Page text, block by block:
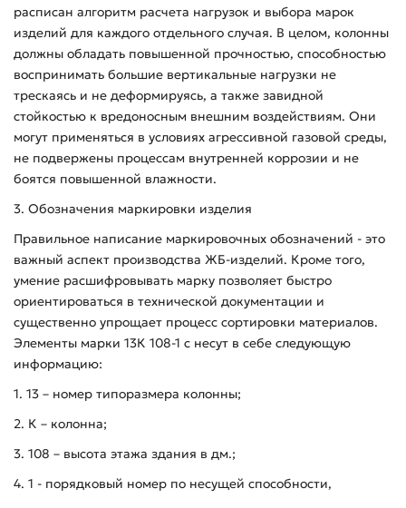
расписан алгоритм расчета нагрузок и выбора марок
изделий для каждого отдельного случая. В целом, колонны
должны обладать повышенной прочностью, способностью
воспринимать большие вертикальные нагрузки не
трескаясь и не деформируясь, а также завидной
стойкостью к вредоносным внешним воздействиям. Они
могут применяться в условиях агрессивной газовой среды,
не подвержены процессам внутренней коррозии и не
боятся повышенной влажности.
3. Обозначения маркировки изделия
Правильное написание маркировочных обозначений - это
важный аспект производства ЖБ-изделий. Кроме того,
умение расшифровывать марку позволяет быстро
ориентироваться в технической документации и
существенно упрощает процесс сортировки материалов.
Элементы марки 13К 108-1 с несут в себе следующую
информацию:
1. 13 – номер типоразмера колонны;
2. К – колонна;
3. 108 – высота этажа здания в дм.;
4. 1 - порядковый номер по несущей способности,